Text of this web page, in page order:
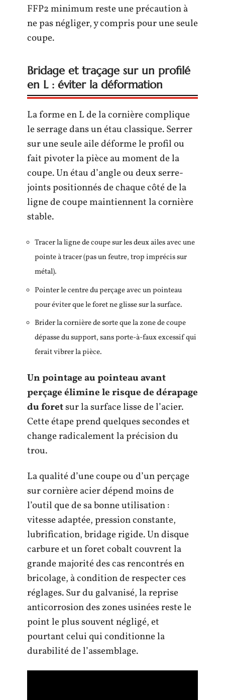
FFP2 minimum reste une précaution à
ne pas négliger, y compris pour une seule
coupe.
Bridage et traçage sur un profilé
en L : éviter la déformation
La forme en L de la cornière complique
le serrage dans un étau classique. Serrer
sur une seule aile déforme le profil ou
fait pivoter la pièce au moment de la
coupe. Un étau d’angle ou deux serre-
joints positionnés de chaque côté de la
ligne de coupe maintiennent la cornière
stable.
Tracer la ligne de coupe sur les deux ailes avec une
pointe à tracer (pas un feutre, trop imprécis sur
métal).
Pointer le centre du perçage avec un pointeau
pour éviter que le foret ne glisse sur la surface.
Brider la cornière de sorte que la zone de coupe
dépasse du support, sans porte-à-faux excessif qui
ferait vibrer la pièce.
Un pointage au pointeau avant
perçage élimine le risque de dérapage
du foretsur la surface lisse de l’acier.
Cette étape prend quelques secondes et
change radicalement la précision du
trou.
La qualité d’une coupe ou d’un perçage
sur cornière acier dépend moins de
l’outil que de sa bonne utilisation :
vitesse adaptée, pression constante,
lubrification, bridage rigide. Un disque
carbure et un foret cobalt couvrent la
grande majorité des cas rencontrés en
bricolage, à condition de respecter ces
réglages. Sur du galvanisé, la reprise
anticorrosion des zones usinées reste le
point le plus souvent négligé, et
pourtant celui qui conditionne la
durabilité de l’assemblage.